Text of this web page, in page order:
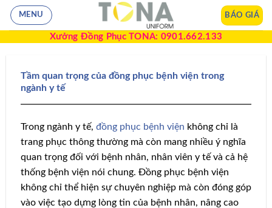
MENU BÁO GIÁ
Xưởng Đồng Phục TONA: 0901.662.133
Tầm quan trọng của đồng phục bệnh viện trong
ngành y tế
Trong ngành y tế, đồng phục bệnh viện không chỉ là
trang phục thông thường mà còn mang nhiều ý nghĩa
quan trọng đối với bệnh nhân, nhân viên y tế và cả hệ
thống bệnh viện nói chung. Đồng phục bệnh viện
không chỉ thể hiện sự chuyên nghiệp mà còn đóng góp
vào việc tạo dựng lòng tin của bệnh nhân, nâng cao